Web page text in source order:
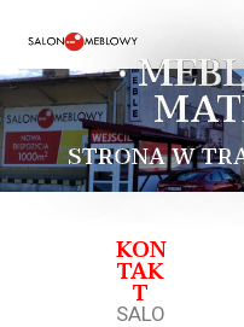
•
STRONA W
KON
TAK
T
SALO